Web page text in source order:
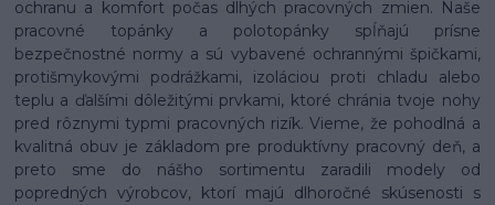
ochranu a komfort počas dlhých pracovných zmien. Naše
pracovné topánky a polotopánky spĺňajú prísne
bezpečnostné normy a sú vybavené ochrannými špičkami,
protišmykovými podrážkami, izoláciou proti chladu alebo
teplu a ďalšími dôležitými prvkami, ktoré chránia tvoje nohy
pred rôznymi typmi pracovných rizík. Vieme, že pohodlná a
kvalitná obuv je základom pre produktívny pracovný deň, a
preto sme do nášho sortimentu zaradili modely od
popredných výrobcov, ktorí majú dlhoročné skúsenosti s